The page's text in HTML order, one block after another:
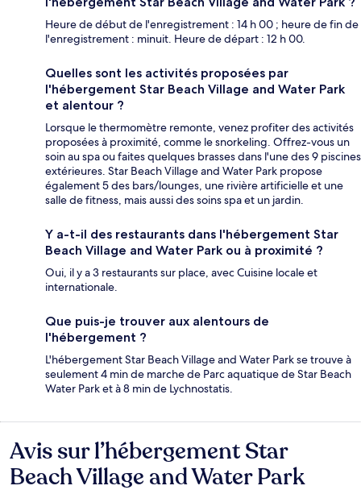
Heure de début de l'enregistrement : 14 h 00 ; heure de fin de
l'enregistrement : minuit. Heure de départ : 12 h 00.
Quelles sont les activités proposées par
l'hébergement Star Beach Village and Water Park
et alentour ?
Lorsque le thermomètre remonte, venez profiter des activités
proposées à proximité, comme le snorkeling. Offrez-vous un
soin au spa ou faites quelques brasses dans l'une des 9 piscines
extérieures. Star Beach Village and Water Park propose
également 5 des bars/lounges, une rivière artificielle et une
salle de fitness, mais aussi des soins spa et un jardin.
Y a-t-il des restaurants dans l'hébergement Star
Beach Village and Water Park ou à proximité ?
Oui, il y a 3 restaurants sur place, avec Cuisine locale et
internationale.
Que puis-je trouver aux alentours de
l'hébergement ?
L'hébergement Star Beach Village and Water Park se trouve à
seulement 4 min de marche de Parc aquatique de Star Beach
Water Park et à 8 min de Lychnostatis.
Avis
Avis sur l’hébergement Star
Beach Village and Water Park